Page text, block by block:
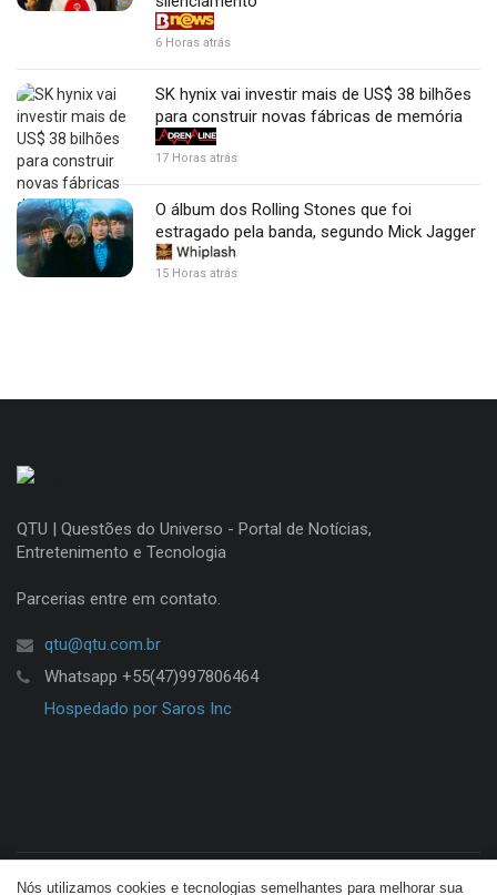
6 Horas atrás
SK hynix vai investir mais de US$ 38 bilhões
para construir novas fábricas de memória
17 Horas atrás
O álbum dos Rolling Stones que foi
estragado pela banda, segundo Mick Jagger
15 Horas atrás
Nós utilizamos cookies e tecnologias semelhantes para melhorar sua
QTU | Questões do Universo - Portal de Notícias,
Entretenimento e Tecnologia
Parcerias entre em contato.
qtu@qtu.com.br
Whatsapp +55(47)997806464
Hospedado por Saros Inc